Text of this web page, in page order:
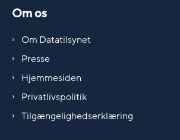
Om os
Om Datatilsynet
Presse
Hjemmesiden
Privatlivspolitik
Tilgængelighedserklæring